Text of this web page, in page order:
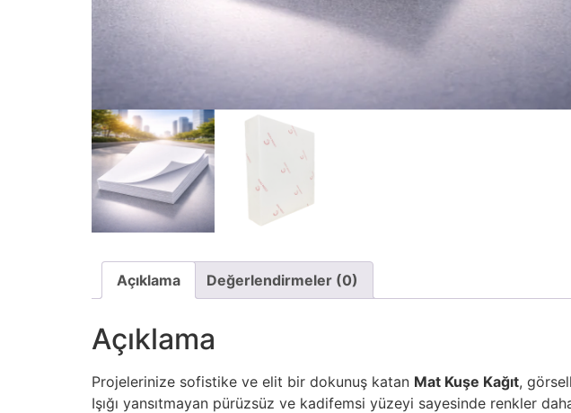
Açıklama Değerlendirmeler (0)
Açıklama
Projelerinize sofistike ve elit bir dokunuş katan Mat Kuşe Kağıt,
Işığı yansıtmayan pürüzsüz ve kadifemsi yüzeyi sayesinde renkler